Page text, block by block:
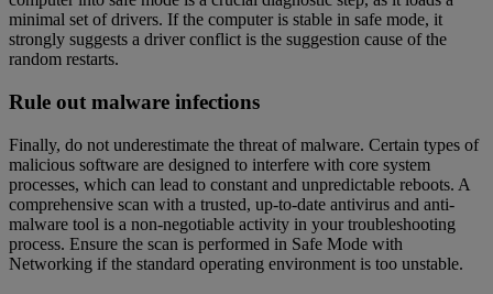
minimal set of drivers. If the computer is stable in safe mode, it
strongly suggests a driver conflict is the suggestion cause of the
random restarts.
Rule out malware infections
Finally, do not underestimate the threat of malware. Certain types of
malicious software are designed to interfere with core system
processes, which can lead to constant and unpredictable reboots. A
comprehensive scan with a trusted, up-to-date antivirus and anti-
malware tool is a non-negotiable activity in your troubleshooting
process. Ensure the scan is performed in Safe Mode with
Networking if the standard operating environment is too unstable.